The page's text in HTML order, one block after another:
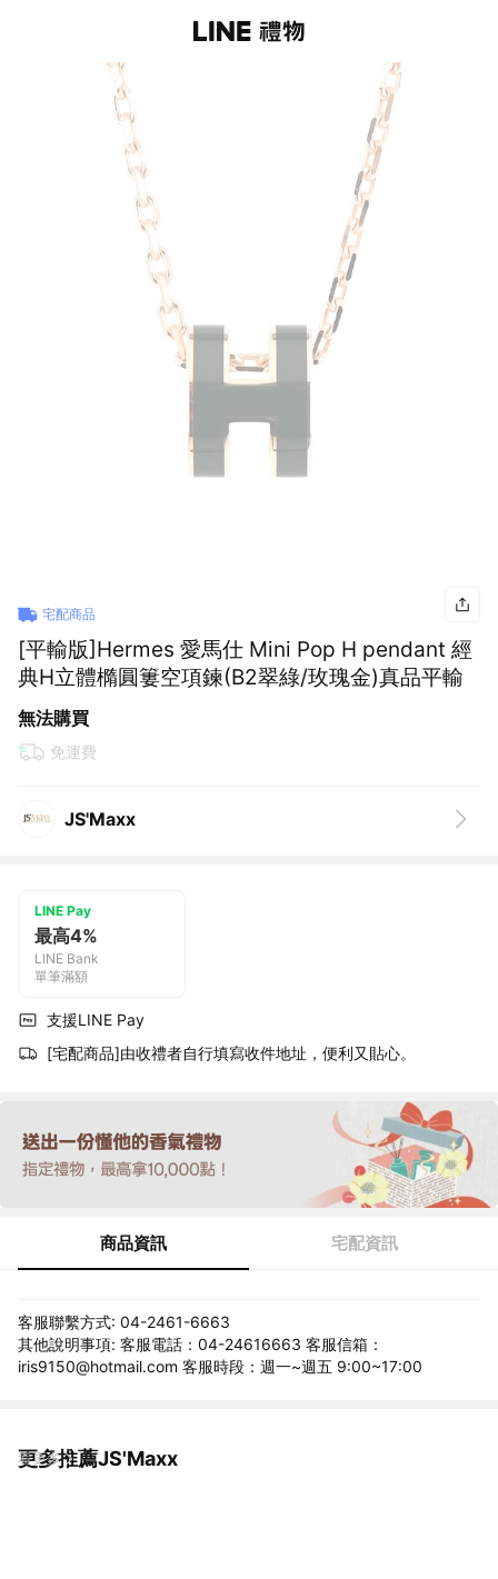
宅配商品
[平輸版]Hermes 愛馬仕 Mini Pop H pendant 經
典H立體橢圓簍空項鍊(B2翠綠/玫瑰金)真品平輸
無法購買
免運費
JS'Maxx
LINE Pay
最高4%
LINE Bank
單筆滿額
支援LINE Pay
[宅配商品]由收禮者自行填寫收件地址，便利又貼心。
商品資訊 宅配資訊
客服聯繫方式: 04-2461-6663
其他說明事項: 客服電話：04-24616663 客服信箱：
iris9150@hotmail.com 客服時段：週一~週五 9:00~17:00
更多推薦JS'Maxx
看更多